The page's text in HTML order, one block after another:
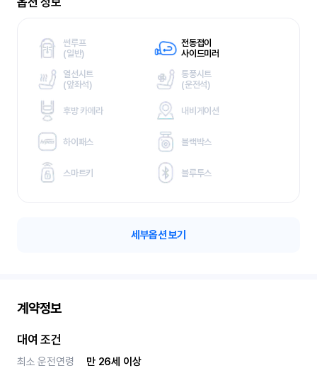
썬루프
(일반)
전동접이
사이드미러
열선시트
(앞좌석)
통풍시트
(운전석)
후방 카메라 내비게이션
하이패스 블랙박스
스마트키 블루투스
세부옵션 보기
계약정보
대여 조건
최소 운전연령
만 26세 이상